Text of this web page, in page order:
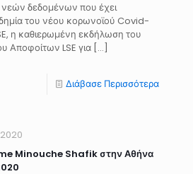
νεών δεδομένων που έχει
του νέου κορωνοϊού Covid-
η καθιερωμένη εκδήλωση του
Αποφοίτων LSE για […]
Διάβασε Περισσότερα
Minouche Shafik στην Αθήνα